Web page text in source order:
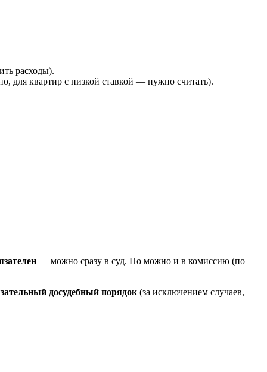
расходы).
для квартир с низкой ставкой — нужно считать).
— можно сразу в суд. Но можно и в комиссию (по
досудебный порядок(за исключением случаев,